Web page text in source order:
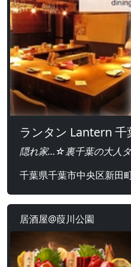
ランタン Lantern 千
隠れ家…☆裏千葉の大人
千葉県千葉市中央区新田
居酒屋@葭川公園